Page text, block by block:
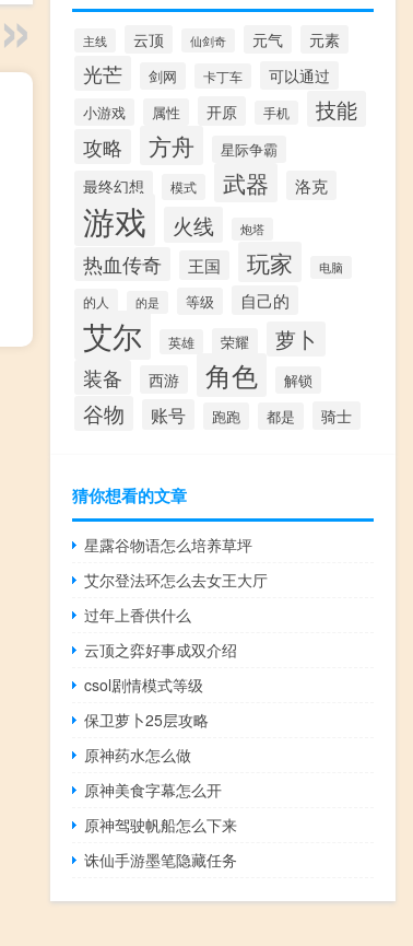
主线 云顶 仙剑奇 元气 元素
光芒 剑网 卡丁车 可以通过
小游戏 属性 开原 手机 技能
攻略 方舟 星际争霸
最终幻想 模式 武器 洛克
游戏 火线 炮塔
热血传奇 王国 玩家 电脑
的人 的是 等级 自己的
艾尔 英雄 荣耀
萝卜
装备
西游 角色 解锁
谷物 账号 跑跑 都是 骑士
猜你想看的文章
星露谷物语怎么培养草坪
艾尔登法环怎么去女王大厅
过年上香供什么
云顶之弈好事成双介绍
csol剧情模式等级
保卫萝卜25层攻略
原神药水怎么做
原神美食字幕怎么开
原神驾驶帆船怎么下来
诛仙手游墨笔隐藏任务